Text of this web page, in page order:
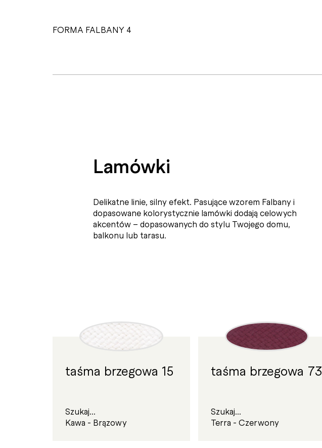
FORMA FALBANY 4
Lamówki
Delikatne linie, silny efekt. Pasujące wzorem Falbany i
dopasowane kolorystycznie lamówki dodają celowych
akcentów – dopasowanych do stylu Twojego domu,
balkonu lub tarasu.
taśma brzegowa 15
Szukaj...
Kawa - Brązowy
taśma brzegowa 73
Szukaj...
Terra - Czerwony